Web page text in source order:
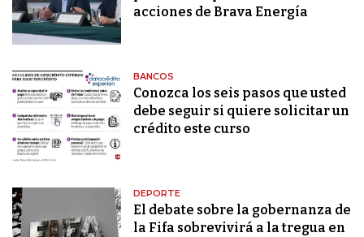
acciones de Brava Energía
BANCOS
Conozca los seis pasos que usted
debe seguir si quiere solicitar un
crédito este curso
DEPORTE
El debate sobre la gobernanza de
la Fifa sobrevivirá a la tregua en